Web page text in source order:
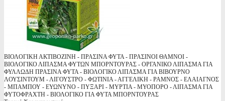
ΒΙΟΛΟΓΙΚΗ ΑΚΤΙΒΟΖΙΝΗ - ΠΡΑΣΙΝΑ ΦΥΤΑ - ΠΡΑΣΙΝΟΙ ΘΑΜΝΟΙ -
ΒΙΟΛΟΓΙΚΟ ΛΙΠΑΣΜΑ ΦΥΤΩΝ ΜΠΟΡΝΤΟΥΡΑΣ - ΟΡΓΑΝΙΚΟ ΛΙΠΑΣΜΑ ΓΙΑ
ΦΥΛΛΩΔΗ ΠΡΑΣΙΝΑ ΦΥΤΑ - ΒΙΟΛΟΓΙΚΟ ΛΙΠΑΣΜΑ ΓΙΑ ΒΙΒΟΥΡΝΟ
ΛΟΥΣΙΝΤΟΥΜ - ΛΙΓΟΥΣΤΡΟ - ΦΩΤΙΝΙΑ - ΑΓΓΕΛΙΚΗ - ΡΑΜΝΟΣ - ΕΛΑΙΑΓΝΟΣ
- ΜΠΑΜΠΟΥ - ΕΥΩΝΥΝΟ - ΠΥΞΑΡΙ - ΜΥΡΤΙΑ - ΜΥΟΠΟΡΟ - ΛΙΠΑΣΜΑ ΓΙΑ
ΦΥΤΟΦΡΑΧΤΗ - ΒΙΟΛΟΓΙΚΟ ΓΙΑ ΦΥΤΑ ΜΠΟΡΝΤΟΥΡΑΣ